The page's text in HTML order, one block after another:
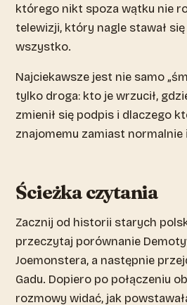
którego nikt spoza wątku nie
telewizji, który nagle stawał
wszystko.
Najciekawsze jest nie samo
tylko droga: kto je wrzucił,
zmienił się podpis i dlaczego
znajomemu zamiast normalnie
Ścieżka czytania
Zacznij od historii starych
przeczytaj porównanie
Joemonstera, a następnie
Gadu. Dopiero po połączeniu
rozmowy widać, jak